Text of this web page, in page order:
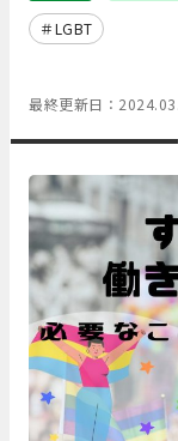
LGBT
最終更新日：